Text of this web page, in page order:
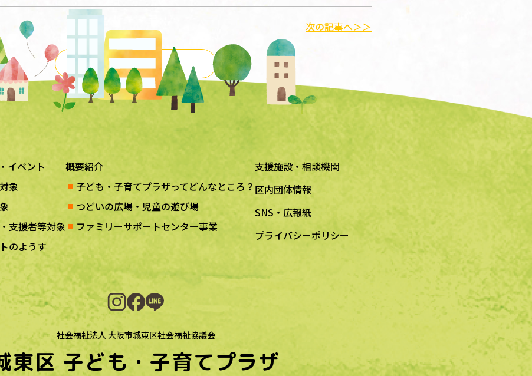
一覧に戻る
次の記事へ＞＞
イベント
象
支援者等対象
のようす
概要紹介
子ども・子育てプラザってどんなところ？
つどいの広場・児童の遊び場
ファミリーサポートセンター事業
支援施設・相談機関
区内団体情報
SNS・広報紙
プライバシーポリシー
社会福祉法人 大阪市城東区社会福祉協議会
東区子ども・子育てプラザ